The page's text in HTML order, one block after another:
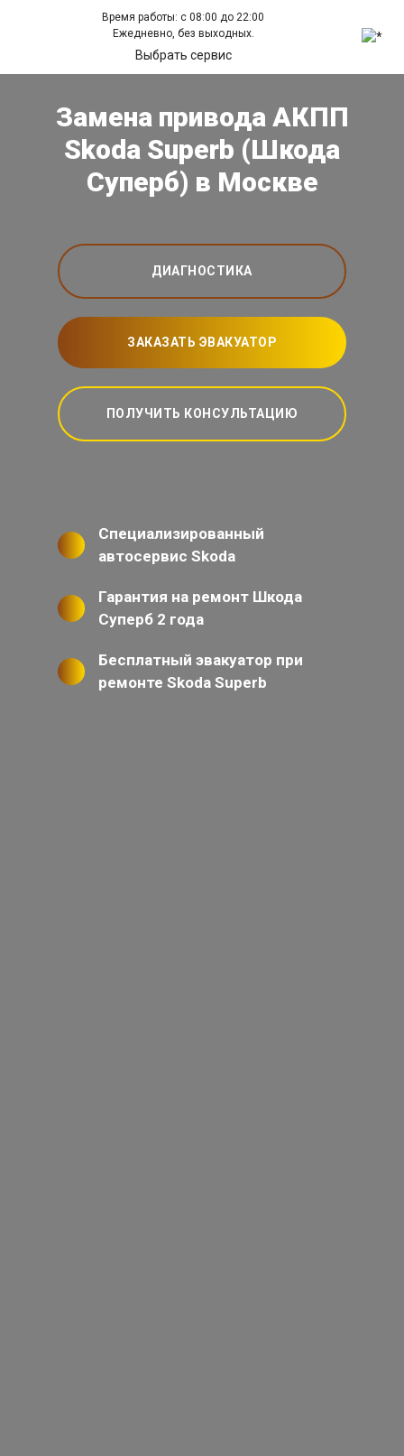
Время работы: с 08:00 до 22:00
Ежедневно, без выходных.
Выбрать сервис
Замена привода АКПП
Skoda Superb (Шкода
Суперб) в Москве
ДИАГНОСТИКА
ЗАКАЗАТЬ ЭВАКУАТОР
ПОЛУЧИТЬ КОНСУЛЬТАЦИЮ
Специализированный
автосервис Skoda
Гарантия на ремонт Шкода
Суперб 2 года
Бесплатный эвакуатор при
ремонте Skoda Superb